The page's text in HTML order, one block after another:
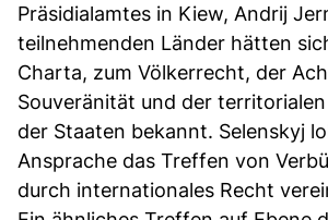
Präsidialamtes in Kiew, Andrij
teilnehmenden Länder hätten
Charta, zum Völkerrecht, der
Souveränität und der
der Staaten bekannt. Selenskyj
Ansprache das Treffen von
durch internationales Recht